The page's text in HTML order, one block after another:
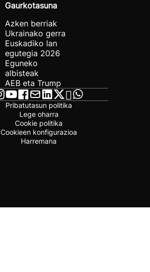
Gaurkotasuna
Azken berriak
Ukrainako gerra
Euskadiko lan
egutegia 2026
Eguneko
albisteak
AEB eta Trump
Pribatutasun politika
Lege oharra
Cookie politika
Cookieen konfigurazioa
Harremana